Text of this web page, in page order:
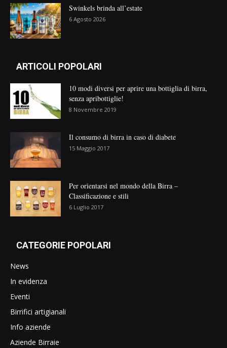
Swinkels brinda all’estate
6 Agosto 2026
ARTICOLI POPOLARI
10 modi diversi per aprire una bottiglia di birra,
senza apribottiglie!
8 Novembre 2019
Il consumo di birra in caso di diabete
15 Maggio 2017
Per orientarsi nel mondo della Birra –
Classificazione e stili
6 Luglio 2017
CATEGORIE POPOLARI
News
In evidenza
Eventi
Birrifici artigianali
Info aziende
Aziende Birraie